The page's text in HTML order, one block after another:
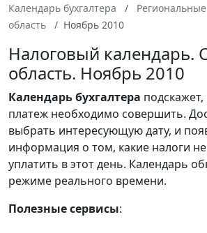
Календарь бухгалтера
Региональные
область
Ноябрь 2010
Налоговый календарь.
область. Ноябрь 2010
Календарьбухгалтера подскажет,
платеж необходимо совершить.
выбрать интересующую дату, и
информация о том, какие налоги
уплатить в этот день. Календарь
режиме реального времени.
Полезные сервисы: